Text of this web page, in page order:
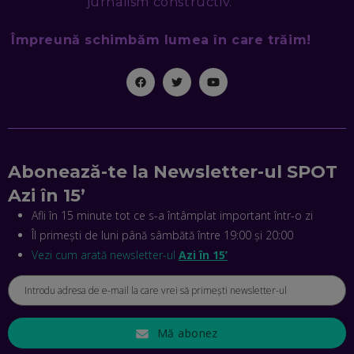
EP. 46
EP. 44
CRISTIAN GROZEA, BEEFAST: PREGĂTIM CEL MAI BUN
DISPECERAT AUTOMAT DE PE PIAȚĂ! CUM POATE
REVOLUȚIONA LIVRĂRILE RAPIDE, DIN ROMÂNIA PÂNĂ ÎN
ASIA
EP. 43
ANDREI NICOARĂ, EXPERT ÎN E-GUVERNARE: N-O SĂ NE
MAI MEARGĂ PREA MULT CU MANȚOGĂRII! DACĂ NU NE
RESPECTĂM OBLIGAȚIILE EUROPENE, VOM AVEA
PROBLEME
Împreună schimbăm lumea în care trăim!
Abonează-te la Newsletter-ul SPOT
Azi în 15’
Afli în 15 minute tot ce s-a întâmplat important într-o zi
Îl primești de luni până sâmbătă între 19:00 și 20:00
Vezi cum arată newsletter-ul Azi în 15’
Mă abonez